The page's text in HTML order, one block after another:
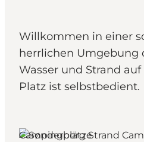
Plane deine Reise
Booking
Willkommen in einer
herrlichen Umgebung
Wasser und Strand
Platz ist selbstbedient.
Campingplätze